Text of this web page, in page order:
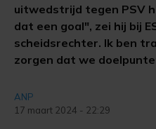
uitwedstrijd tegen PSV
dat een goal", zei hij bij
scheidsrechter. Ik ben
zorgen dat we
ANP
17 maart 2024 - 22:29